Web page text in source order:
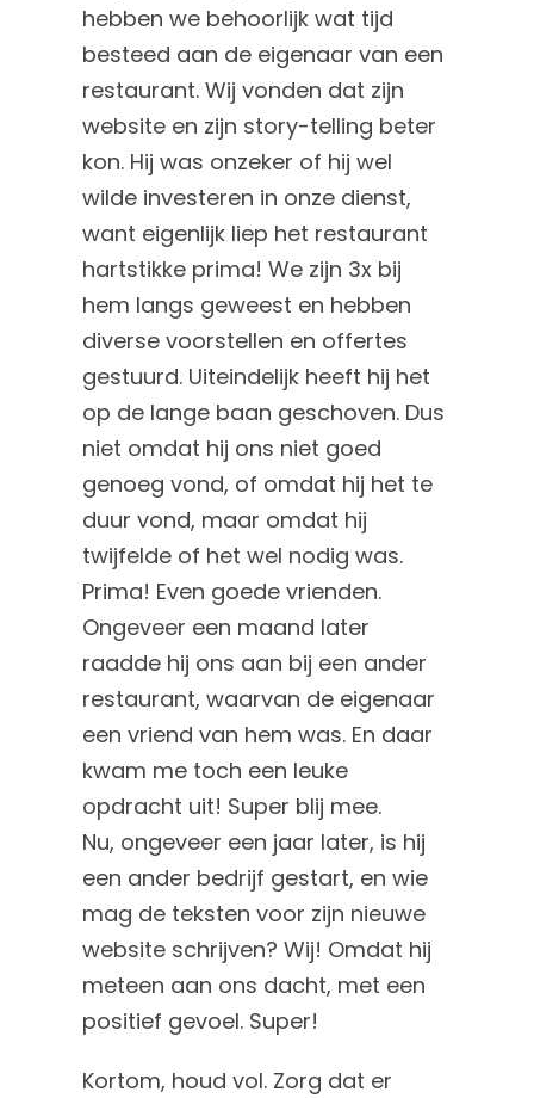
hebben we behoorlijk wat tijd
besteed aan de eigenaar van een
restaurant. Wij vonden dat zijn
website en zijn story-telling beter
kon. Hij was onzeker of hij wel
wilde investeren in onze dienst,
want eigenlijk liep het restaurant
hartstikke prima! We zijn 3x bij
hem langs geweest en hebben
diverse voorstellen en offertes
gestuurd. Uiteindelijk heeft hij het
op de lange baan geschoven. Dus
niet omdat hij ons niet goed
genoeg vond, of omdat hij het te
duur vond, maar omdat hij
twijfelde of het wel nodig was.
Prima! Even goede vrienden.
Ongeveer een maand later
raadde hij ons aan bij een ander
restaurant, waarvan de eigenaar
een vriend van hem was. En daar
kwam me toch een leuke
opdracht uit! Super blij mee.
Nu, ongeveer een jaar later, is hij
een ander bedrijf gestart, en wie
mag de teksten voor zijn nieuwe
website schrijven? Wij! Omdat hij
meteen aan ons dacht, met een
positief gevoel. Super!
Kortom, houd vol. Zorg dat er